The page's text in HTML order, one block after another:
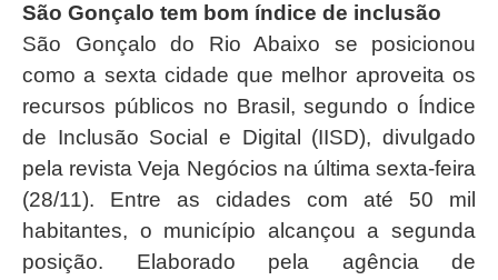
São Gonçalo tem bom índice de inclusão
São Gonçalo do Rio Abaixo se posicionou
como a sexta cidade que melhor aproveita os
recursos públicos no Brasil, segundo o Índice
de Inclusão Social e Digital (IISD), divulgado
pela revista Veja Negócios na última sexta-feira
(28/11). Entre as cidades com até 50 mil
habitantes, o município alcançou a segunda
posição. Elaborado pela agência de